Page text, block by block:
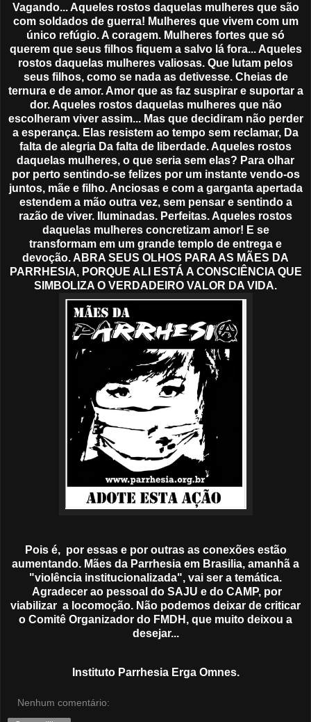
Vagando... Aqueles rostos daquelas mulheres que são
com soldados de guerra! Mulheres que vivem com um
único refúgio. A coragem. Mulheres fortes que só
querem que seus filhos fiquem a salvo lá fora... Aqueles
rostos daquelas mulheres valiosas. Que lutam pelos
seus filhos, como se nada as detivesse. Cheias de
ternura e de amor. Amor que as faz suspirar e suportar a
dor. Aqueles rostos daquelas mulheres que não
escolheram viver assim... Mas que decidiram não perder
a esperança. Elas resistem ao tempo sem reclamar, Da
falta de alegria Da falta de liberdade. Aqueles rostos
daquelas mulheres, o que seria sem elas? Para olhar
por perto sentindo-se felizes por um instante vendo-os
juntos, mãe e filho. Anciosas e com a garganta apertada
estendem a mão outra vez, sem pensar e sentindo a
razão de viver. Iluminadas. Perfeitas. Aqueles rostos
daquelas mulheres concretizam amor! E se
transformam em um grande templo de entrega e
devoção. ABRA SEUS OLHOS PARA AS MÃES DA
PARRHESIA, PORQUE ALI ESTÁ A CONSCIÊNCIA QUE
SIMBOLIZA O VERDADEIRO VALOR DA VIDA.
Pois é, por essas e por outras as conexões estão
aumentando. Mães da Parrhesia em Brasilia, amanhã a
"violência institucionalizada", vai ser a temática.
Agradecer ao pessoal do SAJU e do CAMP, por
viabilizar a locomoção. Não podemos deixar de criticar
o Comitê Organizador do FMDH, que muito deixou a
desejar...
Instituto Parrhesia Erga Omnes.
Nenhum comentário: